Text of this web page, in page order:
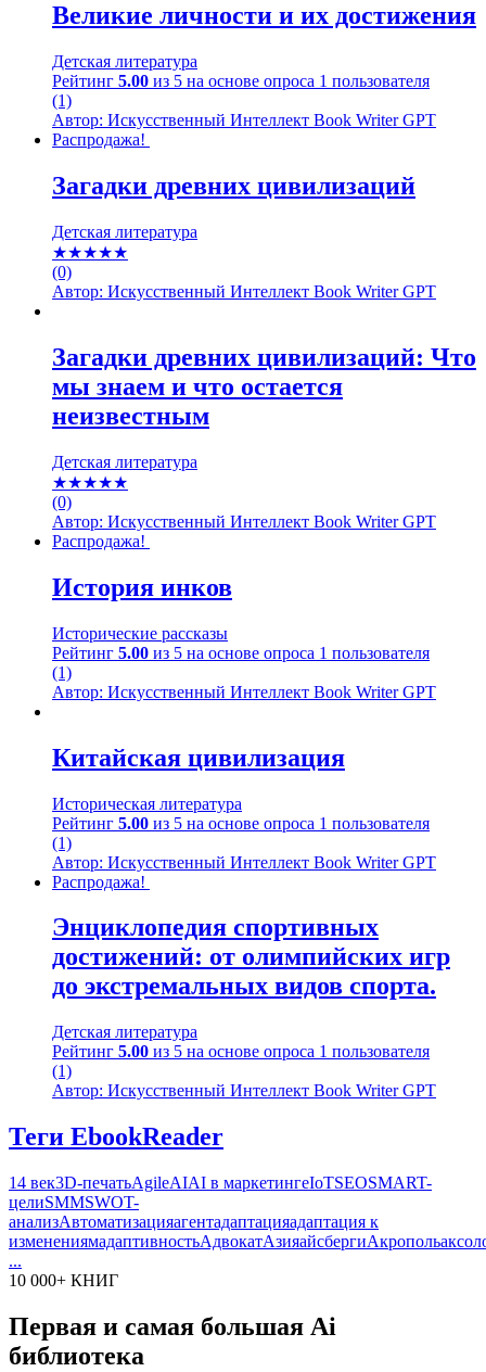
Великие личности и их достижения
Детская литература
Рейтинг 5.00 из 5 на основе опроса 1 пользователя
(1)
Автор: Искусственный Интеллект Book Writer GPT
Распродажа!
Загадки древних цивилизаций
Детская литература
★★★★★
(0)
Автор: Искусственный Интеллект Book Writer GPT
Загадки древних цивилизаций: Что
мы знаем и что остается
неизвестным
Детская литература
★★★★★
(0)
Автор: Искусственный Интеллект Book Writer GPT
Распродажа!
История инков
Исторические рассказы
Рейтинг 5.00 из 5 на основе опроса 1 пользователя
(1)
Автор: Искусственный Интеллект Book Writer GPT
Китайская цивилизация
Историческая литература
Рейтинг 5.00 из 5 на основе опроса 1 пользователя
(1)
Автор: Искусственный Интеллект Book Writer GPT
Распродажа!
Энциклопедия спортивных
достижений: от олимпийских игр
до экстремальных видов спорта.
Детская литература
Рейтинг 5.00 из 5 на основе опроса 1 пользователя
(1)
Автор: Искусственный Интеллект Book Writer GPT
Теги EbookReader
14 век3D-печатьAgileAIAI в маркетингеIoTSEOSMART-
целиSMMSWOT-
анализАвтоматизацияагентадаптацияадаптация к
изменениямадаптивностьАдвокатАзияайсбергиАкрополь
...
10 000+ КНИГ
Первая и самая большая Ai
библиотека